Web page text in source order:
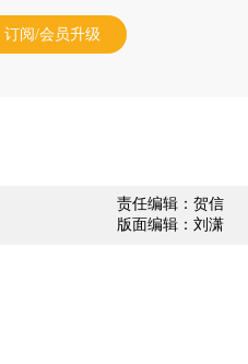
订阅/会员升级
责任编辑：贺信
版面编辑：刘潇